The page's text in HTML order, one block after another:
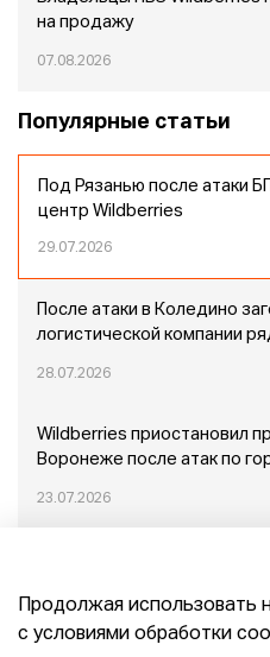
на продажу
07.08.2026
Популярные статьи
Под Рязанью после атаки
центр Wildberries
29.07.2026
После атаки в Коледино
логистической компании
28.07.2026
Wildberries приостановил
Воронеже после атак по
23.07.2026
Продолжая использовать
с условиями обработки